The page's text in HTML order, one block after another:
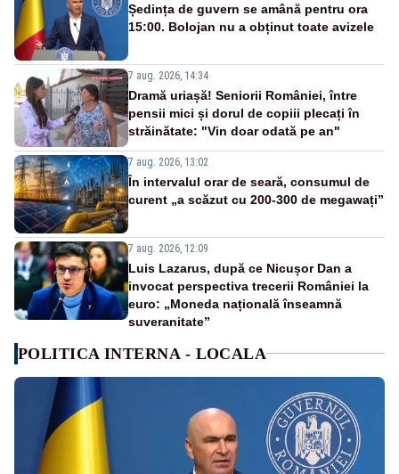
Ședința de guvern se amână pentru ora
15:00. Bolojan nu a obținut toate avizele
7 aug. 2026, 14:34
Dramă uriașă! Seniorii României, între
pensii mici și dorul de copiii plecați în
străinătate: "Vin doar odată pe an"
7 aug. 2026, 13:02
În intervalul orar de seară, consumul de
curent „a scăzut cu 200-300 de megawați”
7 aug. 2026, 12:09
Luis Lazarus, după ce Nicușor Dan a
invocat perspectiva trecerii României la
euro: „Moneda națională înseamnă
suveranitate”
POLITICA INTERNA - LOCALA